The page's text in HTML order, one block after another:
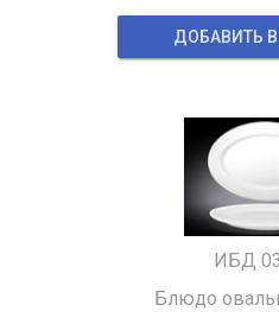
ДОБАВИТЬ
ИБД
Блюдо